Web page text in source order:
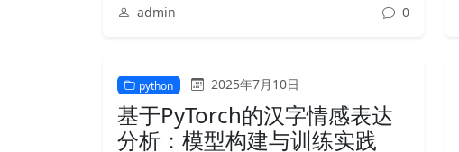
admin 0
python 2025年7月10日
基于PyTorch的汉字情感表达
分析：模型构建与训练实践